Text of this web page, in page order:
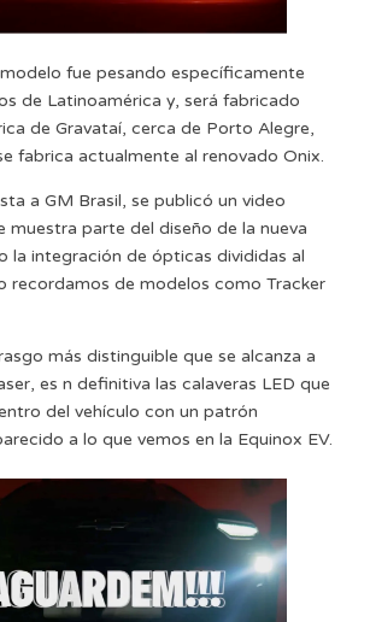
fue pesando específicamente
de Latinoamérica y, será fabricado
de Gravataí, cerca de Porto Alegre,
fabrica actualmente al renovado Onix.
a GM Brasil, se publicó un video
muestra parte del diseño de la nueva
la integración de ópticas divididas al
recordamos de modelos como Tracker
más distinguible que se alcanza a
es n definitiva las calaveras LED que
del vehículo con un patrón
a lo que vemos en la Equinox EV.